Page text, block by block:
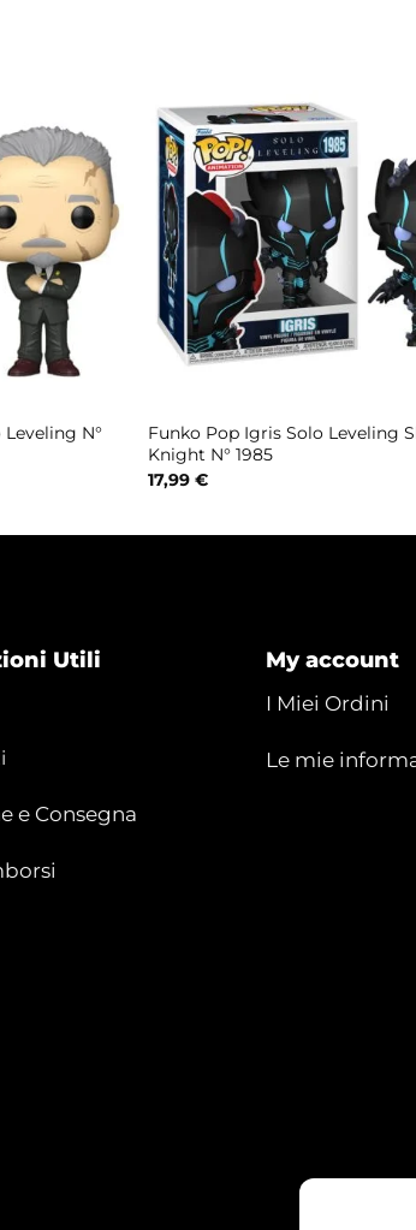
N°
Funko Pop Igris Solo Leveling
Knight N° 1985
17,99 €
Utili
e Consegna
My account
I Miei Ordini
Le mie